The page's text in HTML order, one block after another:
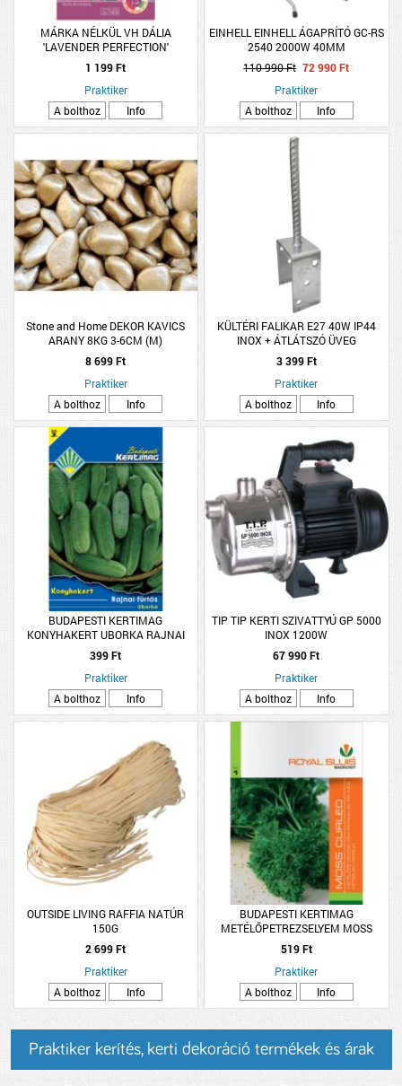
MÁRKA NÉLKÜL VH DÁLIA
'LAVENDER PERFECTION'
1DB/CSOMAG LILA
1 199 Ft
Praktiker
A bolthoz
Info
EINHELL EINHELL ÁGAPRÍTÓ GC-RS
2540 2000W 40MM
110 990 Ft 72 990 Ft
Praktiker
A bolthoz
Info
Stone and Home DEKOR KAVICS
ARANY 8KG 3-6CM (M)
8 699 Ft
Praktiker
A bolthoz
Info
KÜLTÉRI FALIKAR E27 40W IP44
INOX + ÁTLÁTSZÓ ÜVEG
7,6X7,6X40CM
3 399 Ft
Praktiker
A bolthoz
Info
BUDAPESTI KERTIMAG
KONYHAKERT UBORKA RAJNAI
FÜRTŐS
399 Ft
Praktiker
A bolthoz
Info
TIP TIP KERTI SZIVATTYÚ GP 5000
INOX 1200W
67 990 Ft
Praktiker
A bolthoz
Info
OUTSIDE LIVING RAFFIA NATÚR
150G
2 699 Ft
Praktiker
A bolthoz
Info
BUDAPESTI KERTIMAG
METÉLŐPETREZSELYEM MOSS
519 Ft
Praktiker
A bolthoz
Info
Praktiker kerítés, kerti dekoráció termékek és árak